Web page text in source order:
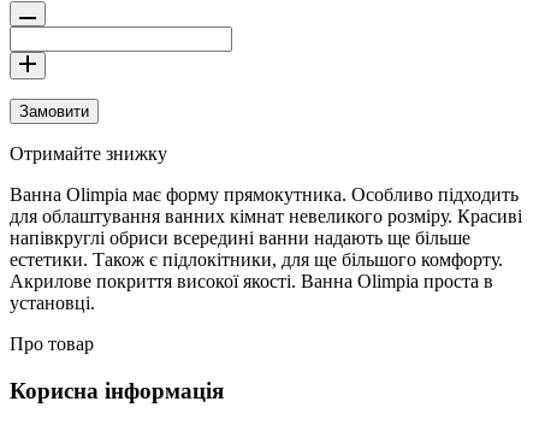
Замовити
Отримайте знижку
Ванна Olimpia має форму прямокутника. Особливо підходить
для облаштування ванних кімнат невеликого розміру. Красиві
напівкруглі обриси всередині ванни надають ще більше
естетики. Також є підлокітники, для ще більшого комфорту.
Акрилове покриття високої якості. Ванна Olimpia проста в
установці.
Про товар
Корисна інформація